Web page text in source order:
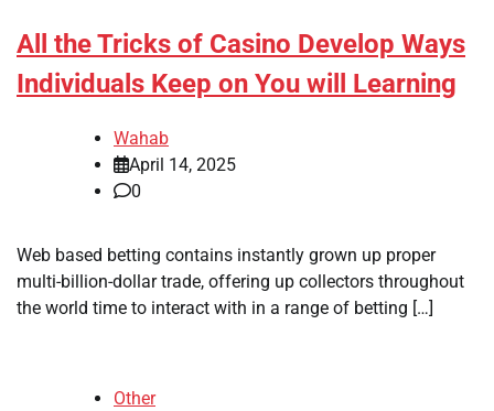
All the Tricks of Casino Develop Ways
Individuals Keep on You will Learning
Wahab
April 14, 2025
0
Web based betting contains instantly grown up proper
multi-billion-dollar trade, offering up collectors throughout
the world time to interact with in a range of betting […]
Other